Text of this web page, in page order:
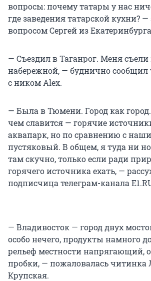
вопросы: почему татары у нас
где заведения татарской кухни? —
вопросом Сергей из
— Съездил в Таганрог. Меня
набережной, — буднично сообщил
с ником Alex.
— Была в Тюмени. Город как
чем славится — горячие
аквапарк, но по сравнению с
пустяковый. В общем, я туда ни
там скучно, только если ради
горячего источника ехать, —
подписчица телеграм-канала
— Владивосток — город двух
особо нечего, продукты намного
рельеф местности напрягающий,
пробки, — пожаловалась читинка
Крупская.